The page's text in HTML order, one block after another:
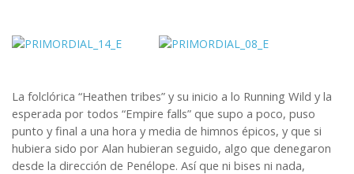
La folclórica “Heathen tribes” y su inicio a lo Running Wild y la
esperada por todos “Empire falls” que supo a poco, puso
punto y final a una hora y media de himnos épicos, y que si
hubiera sido por Alan hubieran seguido, algo que denegaron
desde la dirección de Penélope. Así que ni bises ni nada,